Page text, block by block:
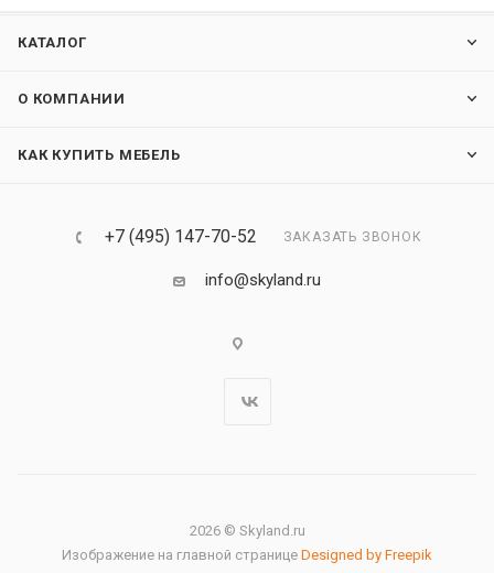
КАТАЛОГ
О КОМПАНИИ
КАК КУПИТЬ МЕБЕЛЬ
+7 (495) 147-70-52 ЗАКАЗАТЬ ЗВОНОК
info@skyland.ru
2026 © Skyland.ru
Изображение на главной странице Designed by Freepik